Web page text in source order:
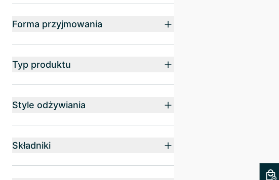
Forma przyjmowania
Typ produktu
Style odżywiania
Składniki